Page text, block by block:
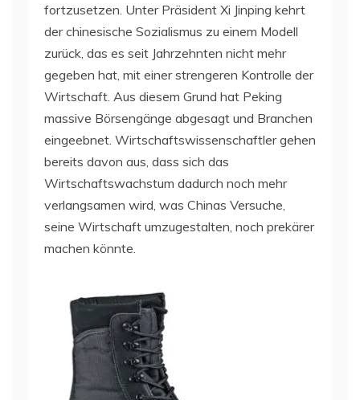
fortzusetzen. Unter Präsident Xi Jinping kehrt
der chinesische Sozialismus zu einem Modell
zurück, das es seit Jahrzehnten nicht mehr
gegeben hat, mit einer strengeren Kontrolle der
Wirtschaft. Aus diesem Grund hat Peking
massive Börsengänge abgesagt und Branchen
eingeebnet. Wirtschaftswissenschaftler gehen
bereits davon aus, dass sich das
Wirtschaftswachstum dadurch noch mehr
verlangsamen wird, was Chinas Versuche,
seine Wirtschaft umzugestalten, noch prekärer
machen könnte.